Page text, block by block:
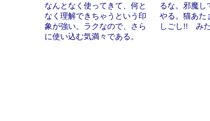
なんとなく使ってきて、何と
なく理解できちゃうという印
象が強い。ラクなので、さら
に使い込む気満々である。
るな。邪魔し
やる。猫あた
しごし!! みた